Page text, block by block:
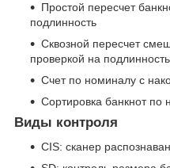
Простой пересчет
подлинность
Сквозной пересчет
проверкой на подлинность
Счет по номиналу с
Сортировка банкнот по
Виды контроля
СIS: сканер